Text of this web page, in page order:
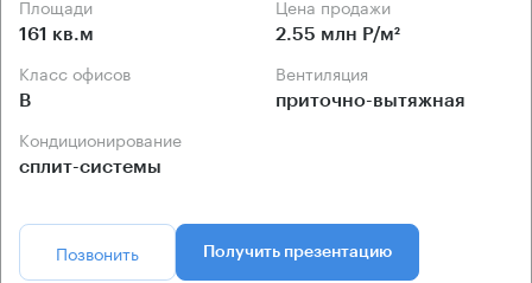
Площади
161 кв.м
Цена продажи
2.55 млн Р/м²
Класс офисов
B
Вентиляция
приточно-вытяжная
Кондиционирование
сплит-системы
Позвонить Получить презентацию